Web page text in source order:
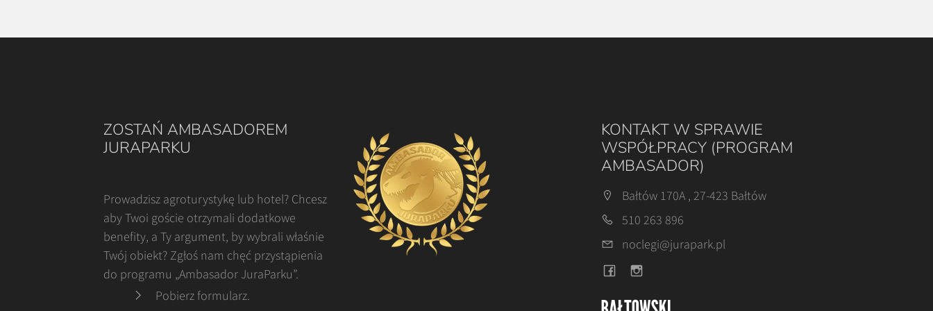
ZOSTAŃ AMBASADOREM
JURAPARKU
Prowadzisz agroturystykę lub hotel? Chcesz
aby Twoi goście otrzymali dodatkowe
benefity, a Ty argument, by wybrali właśnie
Twój obiekt? Zgłoś nam chęć przystąpienia
do programu „Ambasador JuraParku”.
Pobierz formularz
KONTAKT W SPRAWIE
WSPÓŁPRACY (PROGRAM
AMBASADOR)
Bałtów 170A , 27-423 Bałtów
510 263 896
noclegi@jurapark.pl